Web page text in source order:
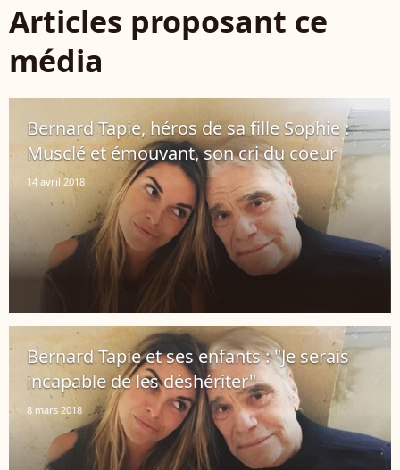
Articles proposant ce
média
Bernard Tapie, héros de sa fille Sophie :
Musclé et émouvant, son cri du coeur
14 avril 2018
Bernard Tapie et ses enfants : "Je serais
incapable de les déshériter"
8 mars 2018